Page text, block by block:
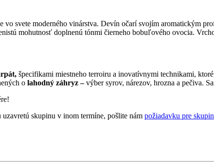
vo svete moderného vinárstva. Devín očarí svojím aromatickým
mohutnosť doplnenú tónmi čierneho bobuľového ovocia.
špecifikami miestneho terroiru a inovatívnymi technikami,
o lahodný záhryz –výber syrov, nárezov, hrozna a pečiva.
skupinu v inom termíne, pošlite nám požiadavku pre